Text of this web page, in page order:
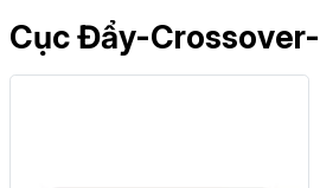
Cục Đẩy-Crossover-